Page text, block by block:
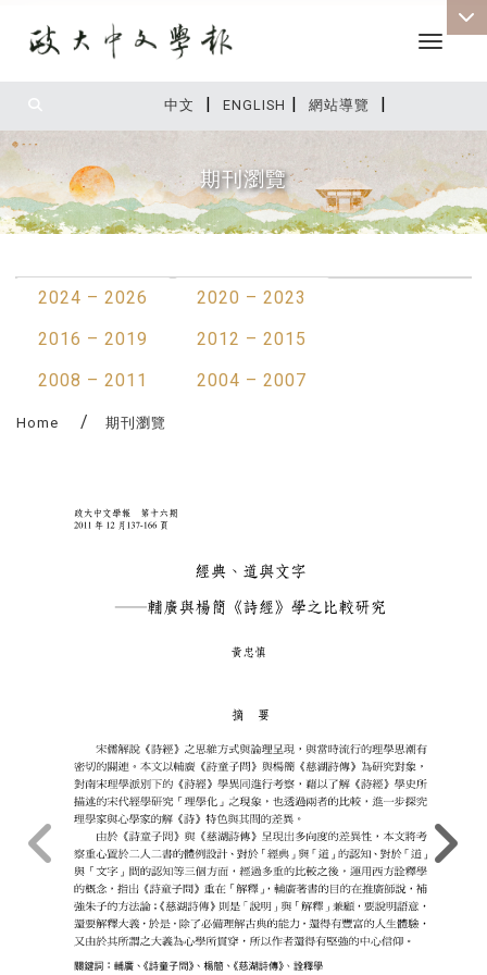
中文 | ENGLISH | 網站導覽 |
Toggle
期刊瀏覽
2024 – 2026
2020 – 2023
2016 – 2019
2012 – 2015
2008 – 2011
2004 – 2007
Home 期刊瀏覽